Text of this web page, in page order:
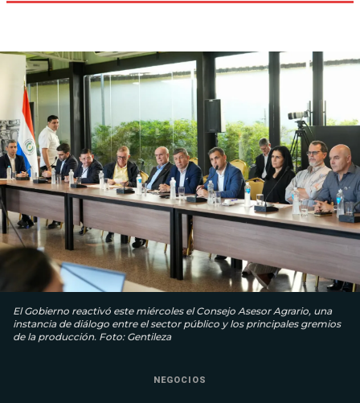
El Gobierno reactivó este miércoles el Consejo Asesor Agrario, una
instancia de diálogo entre el sector público y los principales gremios
de la producción. Foto: Gentileza
NEGOCIOS